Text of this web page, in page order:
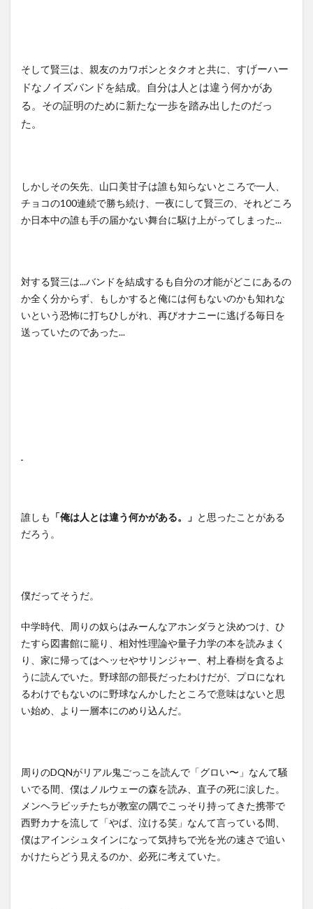
そして賢三は、親友のカワボンとタクオと共に、 すげーハー
ドなノイズバンドを結成。自分は人とは違う何かがあ
る。その証明のために新たな一歩を踏み出したのだっ
た。
しかしその矢先、山口美甘子は誰も知らないところで一人、
チョコの100連続で勝ち続け、一夜にして賢三の、それどころ
か日本中の誰も手の届かない舞台に駆け上がってしまった...
対する賢三は...バンドを結成するも自分の才能がどこにあるの
か全く分からず、もしかすると俺には何もないのかも知れな
いという恐怖に打ちひしがれ、再びオナニーに逃げる毎日を
送っていたのであった...
誰しも 「俺は人とは違う何かがある。」 と思ったことがある
だろう。
僕だってそうだ。
中学時代、周りの奴らはみーんなアホンダラと決めつけ、ひ
たすら図書館に籠り、相対性理論や量子力学の本を読みまく
り、家に帰ってはヘッセやサリンジャー、村上春樹を貪るよ
うに読んでいた。野球部の部長だったわけだが、プロになれ
るわけでもないのに野球なんかしたところで意味はないと思
い始め、より一層本にのめり込んだ。
周りのDQNがリアル鬼ごっこを読んで「グロい〜」なんて騒
いでる間、僕はノルウェーの森を読み、直子の死に涙した。
メンヘラビッチたちが教室の隅でこっそり持ってきた携帯で
西野カナを流して「やば、泣ける笑」なんて言っている間、
僕はアインシュタインになって気持ちで光を光の速さで追い
かけたらどう見えるのか、必死に考えていた。